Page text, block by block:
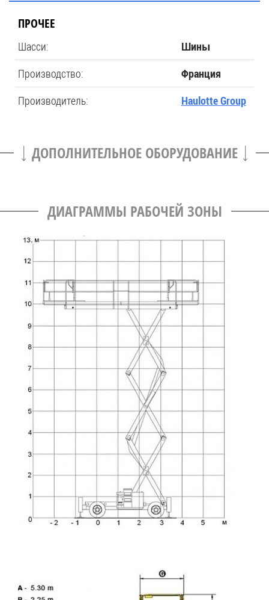
ПРОЧЕЕ
Шасси: Шины
Производство: Франция
Производитель: Haulotte Group
ДОПОЛНИТЕЛЬНОЕ ОБОРУДОВАНИЕ
ДИАГРАММЫ РАБОЧЕЙ ЗОНЫ